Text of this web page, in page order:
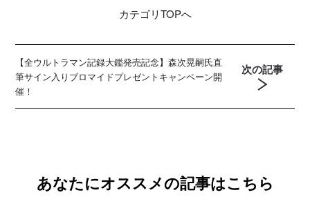
カテゴリTOPへ
【全ウルトラマン記録大鑑発売記念】森次晃嗣氏直
筆サイン入りブロマイドプレゼントキャンペーン開
催！
次の記事
あなたにオススメの記事はこちら